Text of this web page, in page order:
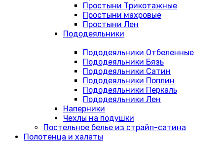
Простыни Трикотажные
Простыни махровые
Простыни Лен
Пододеяльники
Пододеяльники Отбеленные
Пододеяльники Бязь
Пододеяльники Сатин
Пододеяльники Поплин
Пододеяльники Перкаль
Пододеяльники Лен
Наперники
Чехлы на подушки
Постельное белье из страйп-сатина
Полотенца и халаты